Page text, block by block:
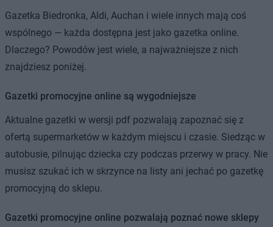
Gazetka Biedronka, Aldi, Auchan i wiele innych mają coś
wspólnego — każda dostępna jest jako gazetka online.
Dlaczego? Powodów jest wiele, a najważniejsze z nich
znajdziesz poniżej.
Gazetki promocyjne online są wygodniejsze
Aktualne gazetki w wersji pdf pozwalają zapoznać się z
ofertą supermarketów w każdym miejscu i czasie. Siedząc w
autobusie, pilnując dziecka czy podczas przerwy w pracy. Nie
musisz szukać ich w skrzynce na listy ani jechać po gazetkę
promocyjną do sklepu.
Gazetki promocyjne online pozwalają poznać nowe sklepy